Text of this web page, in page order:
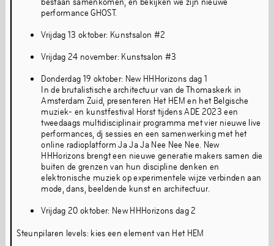
manieren om in het gebouw muziek te maken, te
presenteren en te beleven door middel van luistersessies,
live optredens en muzikale artist-in-residence-
muziekprogramma's op off-site locaties en op het
digitale platform The Couch.
Dynamic Range
Close Range Spatial Range
Boeken
Het HEM houdt van boeken. Je kunt je tijdens je bezoek
verliezen in het uitgebreide boekenaanbod in de
bibliotheek.
Bibliotheek
performance GHOST.
Vrijdag 13 oktober: Kunstsalon #2
Vrijdag 24 november: Kunstsalon #3
Donderdag 19 oktober: New HHHorizons dag 1
In de brutalistische architectuur van de Thomaskerk in
Amsterdam Zuid, presenteren Het HEM en het Belgische
muziek- en kunstfestival Horst tijdens ADE 2023 een
tweedaags multidisciplinair programma met vier nieuwe live
performances, dj sessies en een samenwerking met het
online radioplatform Ja Ja Ja Nee Nee Nee. New
HHHorizons brengt een nieuwe generatie makers samen die
buiten de grenzen van hun discipline denken en
elektronische muziek op experimentele wijze verbinden aan
mode, dans, beeldende kunst en architectuur.
Vrijdag 20 oktober: New HHHorizons dag 2
Steunpilaren levels: kies een element van Het HEM